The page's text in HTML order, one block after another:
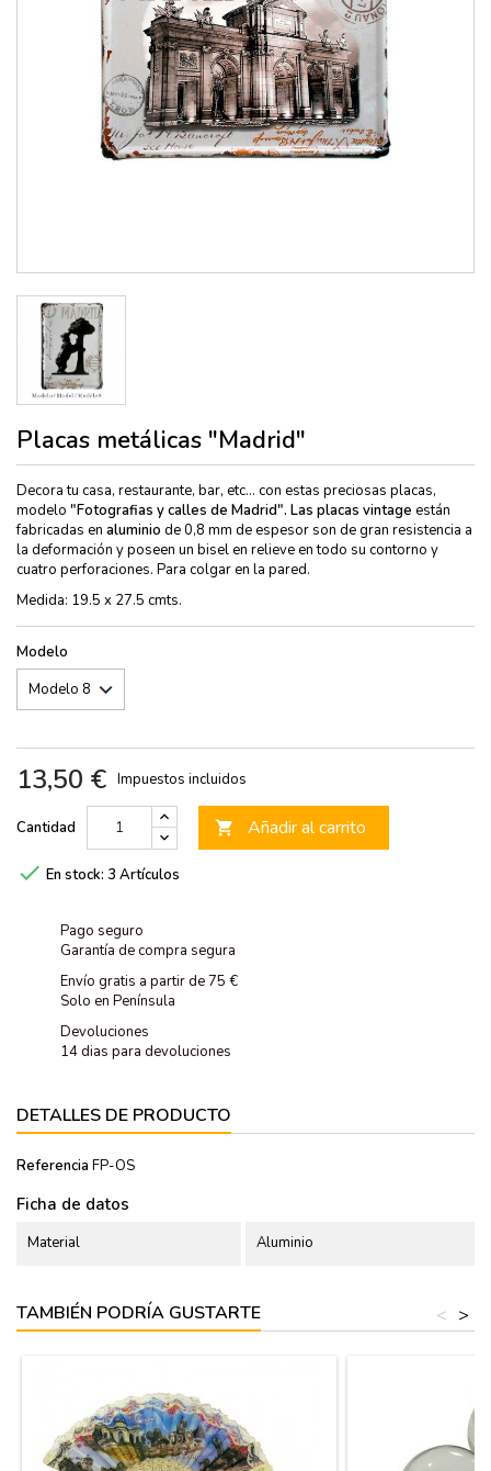
Placas metálicas "Madrid"
Decora tu casa, restaurante, bar, etc... con estas preciosas placas,
modelo "Fotografias y calles de Madrid". Las placas vintage están
fabricadas en aluminio de 0,8 mm de espesor son de gran resistencia a
la deformación y poseen un bisel en relieve en todo su contorno y
cuatro perforaciones. Para colgar en la pared.
Medida: 19.5 x 27.5 cmts.
Modelo
13,50 € Impuestos incluidos
Cantidad  Añadir al carrito
 En stock: 3 Artículos
Pago seguro
Garantía de compra segura
Envío gratis a partir de 75 €
Solo en Península
Devoluciones
14 dias para devoluciones
DETALLES DE PRODUCTO
Referencia FP-OS
Ficha de datos
Material Aluminio
TAMBIÉN PODRÍA GUSTARTE >
<